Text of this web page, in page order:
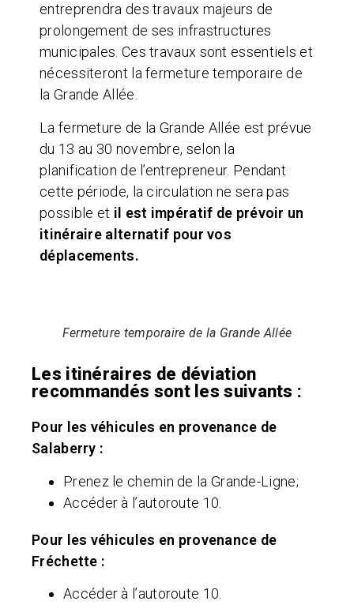
entreprendra des travaux majeurs de
prolongement de ses infrastructures
municipales. Ces travaux sont essentiels et
nécessiteront la fermeture temporaire de
la Grande Allée.
La fermeture de la Grande Allée est prévue
du 13 au 30 novembre, selon la
planification de l’entrepreneur. Pendant
cette période, la circulation ne sera pas
possible et il est impératif de prévoir un
itinéraire alternatif pour vos
déplacements.
Fermeture temporaire de la Grande Allée
Les itinéraires de déviation
recommandés sont les suivants :
Pour les véhicules en provenance de
Salaberry :
Prenez le chemin de la Grande-Ligne;
Accéder à l’autoroute 10.
Pour les véhicules en provenance de
Fréchette :
Accéder à l’autoroute 10.